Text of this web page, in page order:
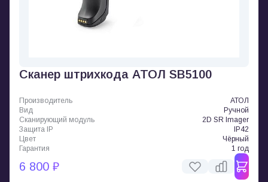
Сканер штрихкода АТОЛ SB5100
Производитель
АТОЛ
Вид
Ручной
Сканирующий модуль
2D SR Imager
Защита IP
IP42
Цвет
Чёрный
Гарантия
1 год
6 800 ₽